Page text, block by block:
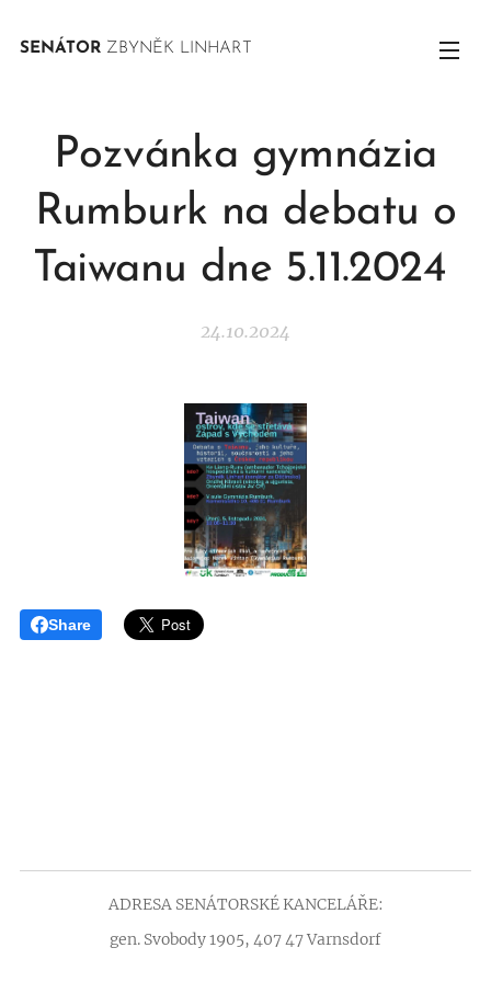
SENÁTOR ZBYNĚK LINHART
Pozvánka gymnázia
Rumburk na debatu o
Taiwanu dne 5.11.2024
24.10.2024
Share
ADRESA SENÁTORSKÉ KANCELÁŘE:
gen. Svobody 1905, 407 47 Varnsdorf